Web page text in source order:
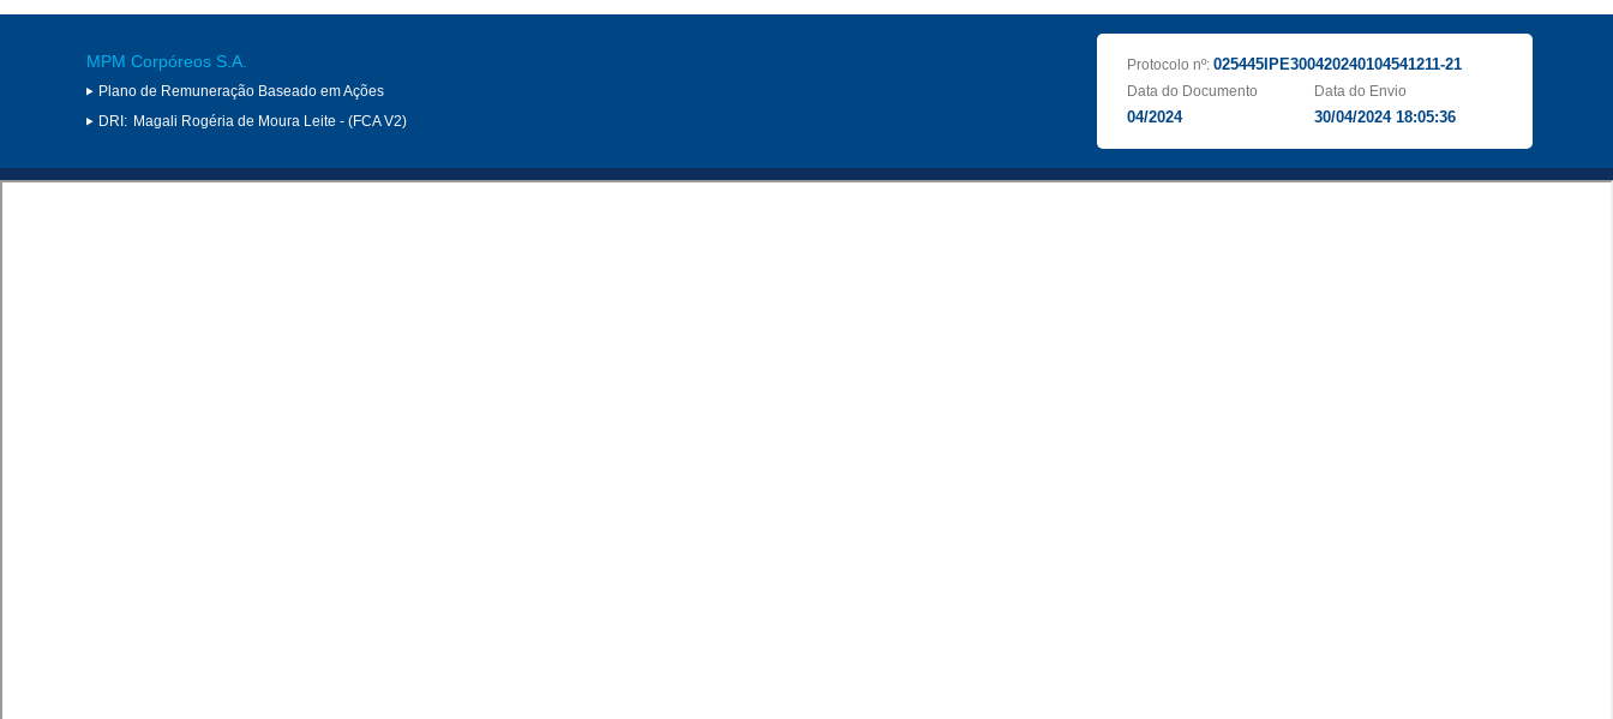
MPM Corpóreos S.A.
Plano de Remuneração Baseado em Ações
DRI: Magali Rogéria de Moura Leite - (FCA V2)
Protocolo nº: 025445IPE300420240104541211-21
Data do Documento
04/2024
Data do Envio
30/04/2024 18:05:36